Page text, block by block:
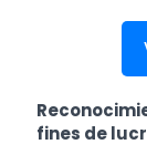
fines de